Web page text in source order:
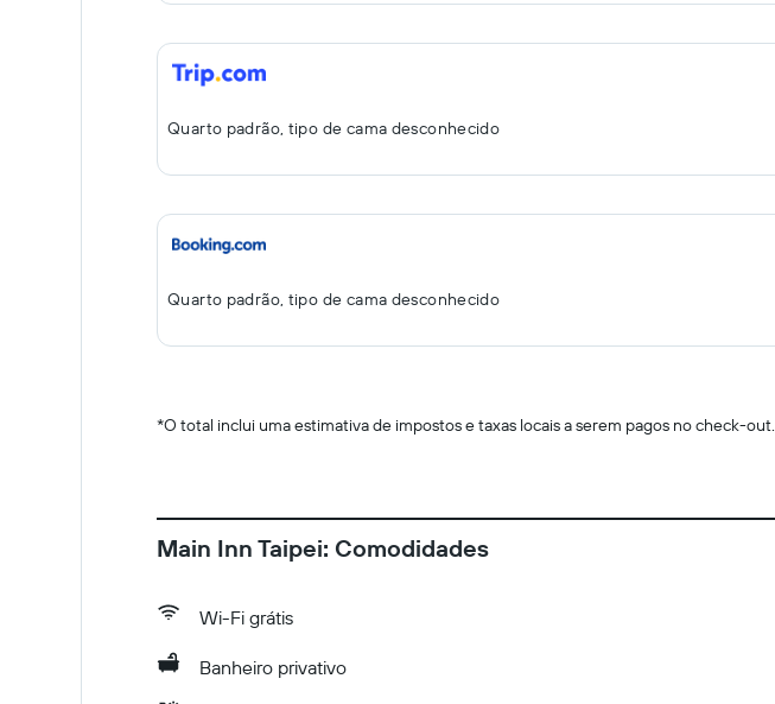
Quarto padrão, tipo de cama desconhecido
Quarto padrão, tipo de cama desconhecido
*O total inclui uma estimativa de impostos e taxas locais a serem pagos no check-out.
Main Inn Taipei: Comodidades
Wi-Fi grátis
Banheiro privativo